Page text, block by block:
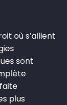
où s’allient
sont
plus